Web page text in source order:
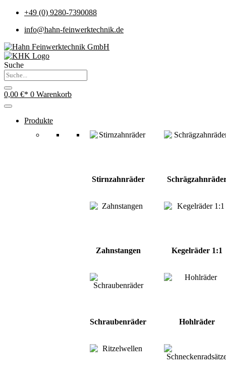
+49 (0) 9280-7390088
info@hahn-feinwerktechnik.de
Suche
0,00 € 0 Warenkorb
Produkte
Stirnzahnräder
Zahnstangen Kegelräder 1:1
Schraubenräder Hohlräder